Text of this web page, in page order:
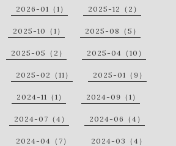
2026-01（1） 2025-12（2）
2025-10（1） 2025-08（5）
2025-05（2） 2025-04（10）
2025-02（11） 2025-01（9）
2024-11（1） 2024-09（1）
2024-07（4） 2024-06（4）
2024-04（7） 2024-03（4）